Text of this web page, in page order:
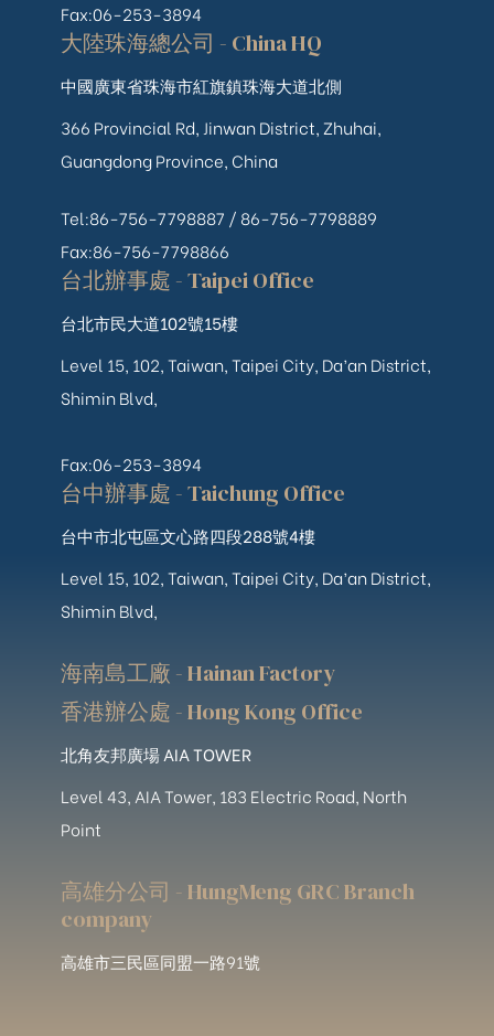
Fax:06-253-3894
大陸珠海總公司 - China HQ
中國廣東省珠海市紅旗鎮珠海大道北側
366 Provincial Rd, Jinwan District, Zhuhai,
Guangdong Province, China
Tel:86-756-7798887 / 86-756-7798889
Fax:86-756-7798866
台北辦事處 - Taipei Office
台北市民大道102號15樓
Level 15, 102, Taiwan, Taipei City, Da’an District,
Shimin Blvd,
Fax:06-253-3894
台中辦事處 - Taichung Office
台中市北屯區文心路四段288號4樓
Level 15, 102, Taiwan, Taipei City, Da’an District,
Shimin Blvd,
海南島工廠 - Hainan Factory
香港辦公處 - Hong Kong Office
北角友邦廣場 AIA TOWER
Level 43, AIA Tower, 183 Electric Road, North
Point
高雄分公司 - HungMeng GRC Branch
company
高雄市三民區同盟一路91號